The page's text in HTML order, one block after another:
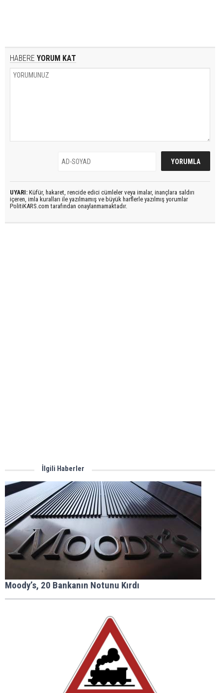
HABERE YORUM KAT
UYARI: Küfür, hakaret, rencide edici cümleler veya imalar, inançlara saldırı
içeren, imla kuralları ile yazılmamış ve büyük harflerle yazılmış yorumlar
PolitiKARS.com tarafından onaylanmamaktadır.
İlgili Haberler
Moody’s, 20 Bankanın Notunu Kırdı